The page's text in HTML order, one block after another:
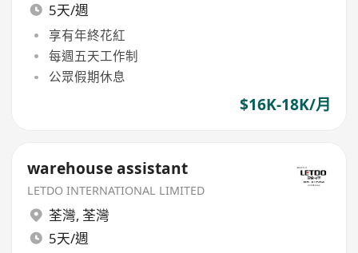
5天/週
享有年終花紅
每週五天工作制
公眾假期休息
$16K-18K/月
warehouse assistant
LETDO INTERNATIONAL LIMITED
荃灣, 荃灣
5天/週